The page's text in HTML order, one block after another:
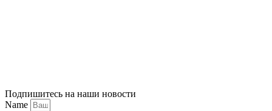
Подпишитесь на наши новости
Name